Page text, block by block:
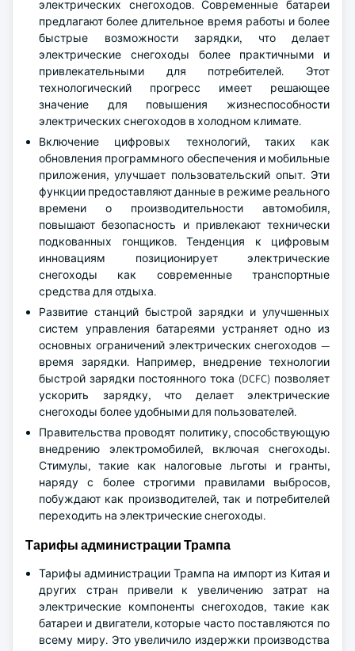
электрических снегоходов. Современные батареи
предлагают более длительное время работы и более
быстрые возможности зарядки, что делает
электрические снегоходы более практичными и
привлекательными для потребителей. Этот
технологический прогресс имеет решающее
значение для повышения жизнеспособности
электрических снегоходов в холодном климате.
Включение цифровых технологий, таких как
обновления программного обеспечения и мобильные
приложения, улучшает пользовательский опыт. Эти
функции предоставляют данные в режиме реального
времени о производительности автомобиля,
повышают безопасность и привлекают технически
подкованных гонщиков. Тенденция к цифровым
инновациям позиционирует электрические
снегоходы как современные транспортные
средства для отдыха.
Развитие станций быстрой зарядки и улучшенных
систем управления батареями устраняет одно из
основных ограничений электрических снегоходов —
время зарядки. Например, внедрение технологии
быстрой зарядки постоянного тока (DCFC) позволяет
ускорить зарядку, что делает электрические
снегоходы более удобными для пользователей.
Правительства проводят политику, способствующую
внедрению электромобилей, включая снегоходы.
Стимулы, такие как налоговые льготы и гранты,
наряду с более строгими правилами выбросов,
побуждают как производителей, так и потребителей
переходить на электрические снегоходы.
Тарифы администрации Трампа
Тарифы администрации Трампа на импорт из Китая и
других стран привели к увеличению затрат на
электрические компоненты снегоходов, такие как
батареи и двигатели, которые часто поставляются по
всему миру. Это увеличило издержки производства